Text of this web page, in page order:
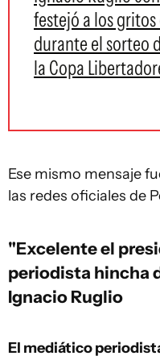
festejó a los
durante el sorteo
la Copa
Ese mismo mensaje
las redes oficiales de
"Excelente el
periodista hincha
Ignacio Ruglio
El mediático